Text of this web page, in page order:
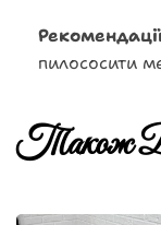
пилососити
Також